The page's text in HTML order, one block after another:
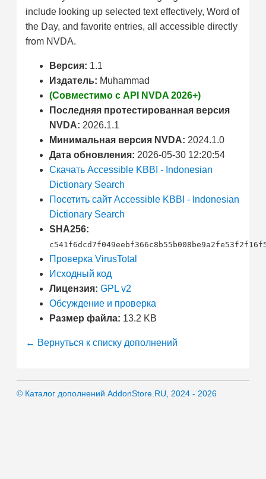
include looking up selected text effectively, Word of
the Day, and favorite entries, all accessible directly
from NVDA.
Версия: 1.1
Издатель: Muhammad
(Совместимо с API NVDA 2026+)
Последняя протестированная версия
NVDA: 2026.1.1
Минимальная версия NVDA: 2024.1.0
Дата обновления: 2026-05-30 12:20:54
Скачать Accessible KBBI - Indonesian
Dictionary Search
Посетить сайт Accessible KBBI - Indonesian
Dictionary Search
SHA256:
Проверка VirusTotal
Исходный код
Лицензия: GPL v2
Обсуждение и проверка
Размер файла: 13.2 KB
← Вернуться к списку дополнений
© Каталог дополнений AddonStore.RU, 2024 - 2026